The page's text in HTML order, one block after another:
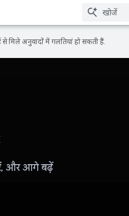
मिले अनुवादों में गलतियां हो सकती हैं.
और आगे बढ़ें